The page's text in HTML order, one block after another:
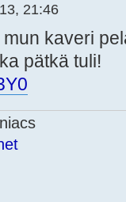
21:46
kaveri
pätkä tuli!